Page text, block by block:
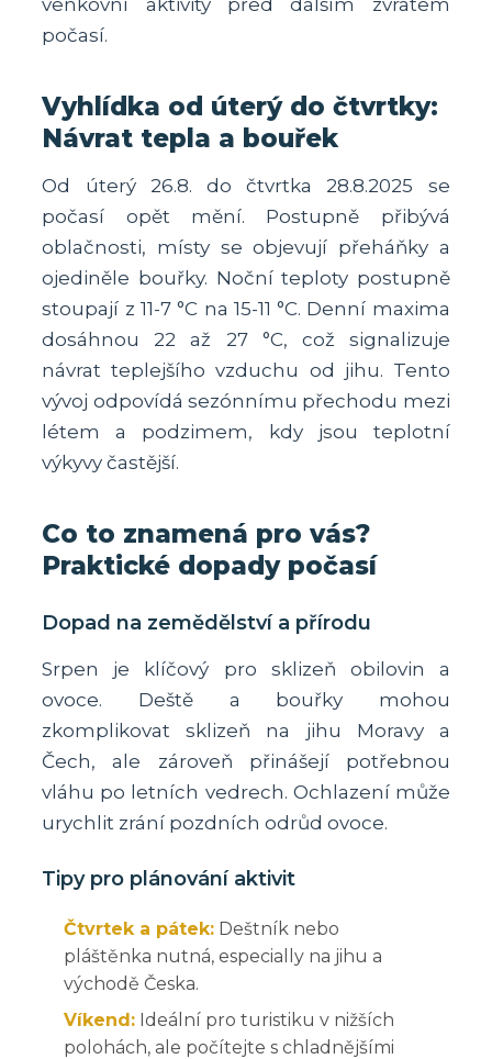
venkovní aktivity před dalším zvratem
počasí.
Vyhlídka od úterý do čtvrtky:
Návrat tepla a bouřek
Od úterý 26.8. do čtvrtka 28.8.2025 se
počasí opět mění. Postupně přibývá
oblačnosti, místy se objevují přeháňky a
ojediněle bouřky. Noční teploty postupně
stoupají z 11-7 °C na 15-11 °C. Denní maxima
dosáhnou 22 až 27 °C, což signalizuje
návrat teplejšího vzduchu od jihu. Tento
vývoj odpovídá sezónnímu přechodu mezi
létem a podzimem, kdy jsou teplotní
výkyvy častější.
Co to znamená pro vás?
Praktické dopady počasí
Dopad na zemědělství a přírodu
Srpen je klíčový pro sklizeň obilovin a
ovoce. Deště a bouřky mohou
zkomplikovat sklizeň na jihu Moravy a
Čech, ale zároveň přinášejí potřebnou
vláhu po letních vedrech. Ochlazení může
urychlit zrání pozdních odrůd ovoce.
Tipy pro plánování aktivit
Čtvrtek a pátek: Deštník nebo
pláštěnka nutná, especially na jihu a
východě Česka.
Víkend: Ideální pro turistiku v nižších
polohách, ale počítejte s chladnějšími